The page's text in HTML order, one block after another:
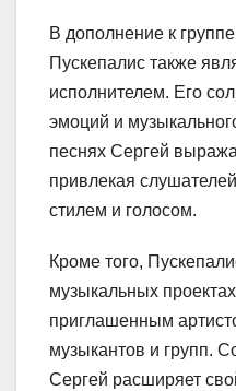
В дополнение к
Пускепалис также
исполнителем. Его
эмоций и
песнях Сергей
привлекая
стилем и голосом.
Кроме того,
музыкальных
приглашенным
музыкантов и групп.
Сергей расширяет